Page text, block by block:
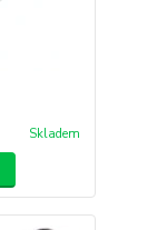
Skladem